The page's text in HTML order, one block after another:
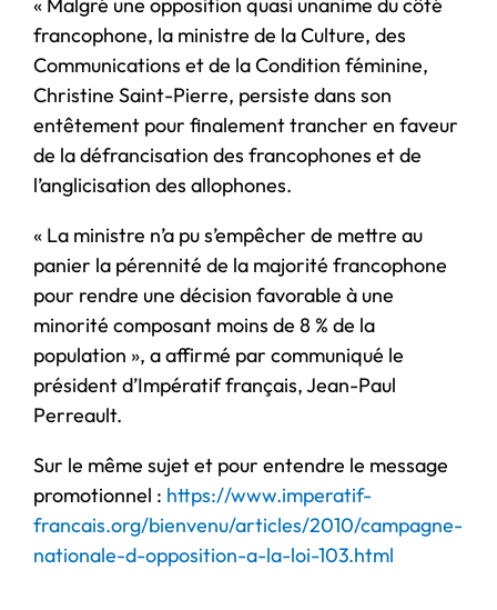
francophone, la ministre de la Culture, des
Communications et de la Condition féminine,
Christine Saint-Pierre, persiste dans son
entêtement pour finalement trancher en faveur
de la défrancisation des francophones et de
l’anglicisation des allophones.
« La ministre n’a pu s’empêcher de mettre au
panier la pérennité de la majorité francophone
pour rendre une décision favorable à une
minorité composant moins de 8 % de la
population », a affirmé par communiqué le
président d’Impératif français, Jean-Paul
Perreault.
Sur le même sujet et pour entendre le message
promotionnel : https://www.imperatif-
francais.org/bienvenu/articles/2010/campagne-
nationale-d-opposition-a-la-loi-103.html